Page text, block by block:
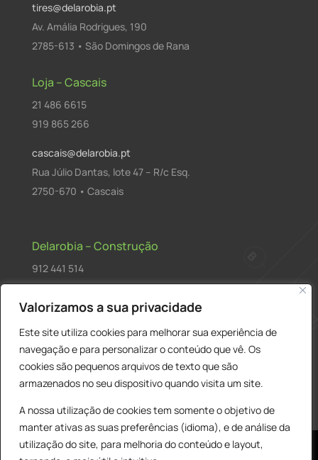
Valorizamos a sua privacidade
Este site utiliza cookies para melhorar sua experiência de
navegação e para personalizar o conteúdo que vê. Os
cookies são pequenos arquivos de texto que são
armazenados no seu dispositivo quando visita um site.
A nossa utilização de cookies tem somente o objetivo de
manter ativas as suas preferências (idioma), e de análise da
utilização do site, para melhoria do conteúdo e layout,
tires@delarobia.pt
Av. Amália Rodrigues, 190
2785-613 • São Domingos de Rana
Loja – Cascais
21 486 6615
919 865 266
cascais@delarobia.pt
Rua Júlio Dantas, lote 47 – R/c Esq.
2750-670 • Cascais
Delarobia – Construção
912 441 514
R. António Andrade, 1171
2820-287 • Charneca de Caparica
Products
search PESQUISAR